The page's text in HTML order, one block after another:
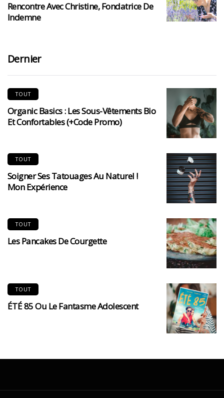
Rencontre Avec Christine, Fondatrice De
Indemne
Dernier
TOUT
Organic Basics : Les Sous-Vêtements Bio
Et Confortables (+code Promo)
TOUT
Soigner Ses Tatouages Au Naturel !
Mon Expérience
TOUT
Les Pancakes De Courgette
TOUT
ÉTÉ 85 Ou Le Fantasme Adolescent